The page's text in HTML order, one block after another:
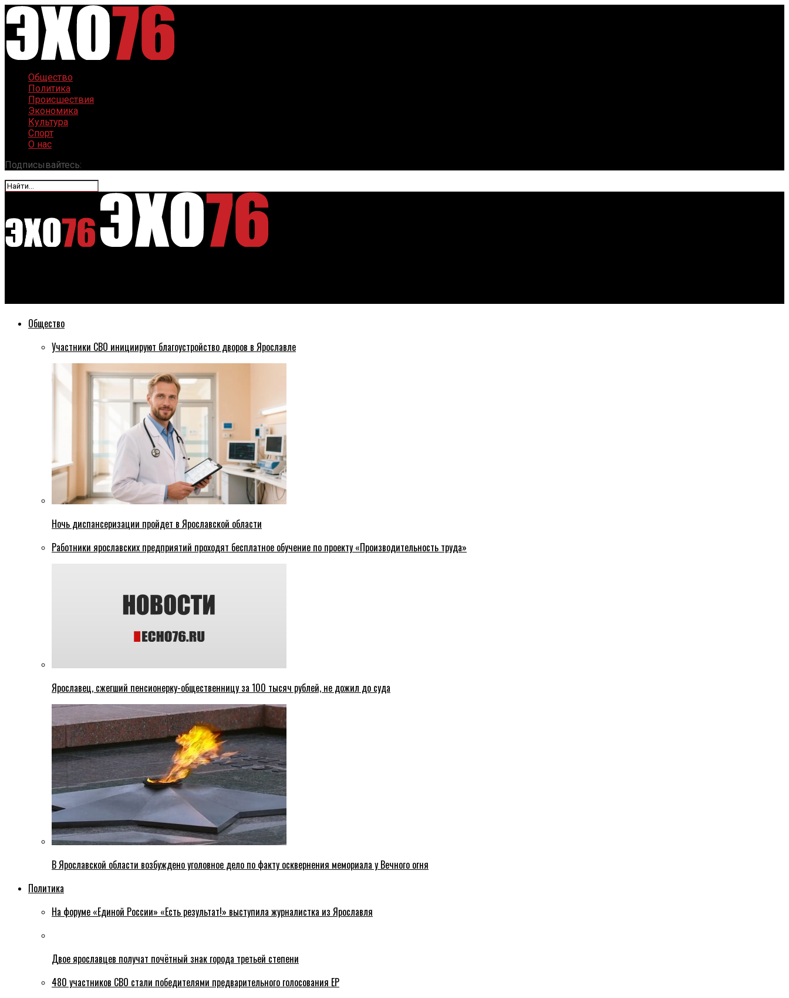
Общество
Политика
Происшествия
Экономика
Культура
Спорт
О нас
Подписывайтесь:
Общество
Участники СВО инициируют благоустройство дворов в Ярославле
Ночь диспансеризации пройдет в Ярославской области
Работники ярославских предприятий проходят бесплатное обучение по проекту «Производительность труда»
Ярославец, сжегший пенсионерку-общественницу за 100 тысяч рублей, не дожил до суда
В Ярославской области возбуждено уголовное дело по факту осквернения мемориала у Вечного огня
Политика
На форуме «Единой России» «Есть результат!» выступила журналистка из Ярославля
Двое ярославцев получат почётный знак города третьей степени
480 участников СВО стали победителями предварительного голосования ЕР